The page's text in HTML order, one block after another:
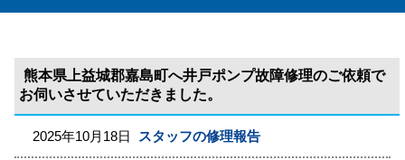
熊本県上益城郡嘉島町へ井戸ポンプ故障修理のご依頼で
お伺いさせていただきました。
2025年10月18日 スタッフの修理報告